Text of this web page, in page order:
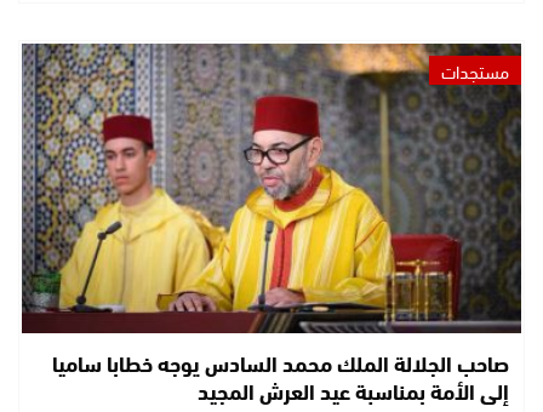
مستجدات
صاحب الجلالة الملك محمد السادس يوجه خطابا ساميا
إلى الأمة بمناسبة عيد العرش المجيد